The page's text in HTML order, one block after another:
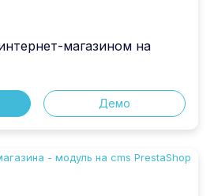
магазином на
Демо